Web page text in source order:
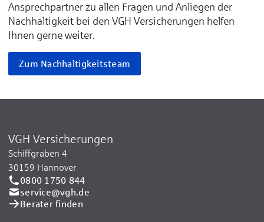
Ansprechpartner zu allen Fragen und Anliegen der
Nachhaltigkeit bei den VGH Versicherungen helfen
Ihnen gerne weiter.
Zum Nachhaltigkeitsteam
VGH Versicherungen
Schiffgraben 4
30159 Hannover
0800 1750 844
service@vgh.de
Berater finden